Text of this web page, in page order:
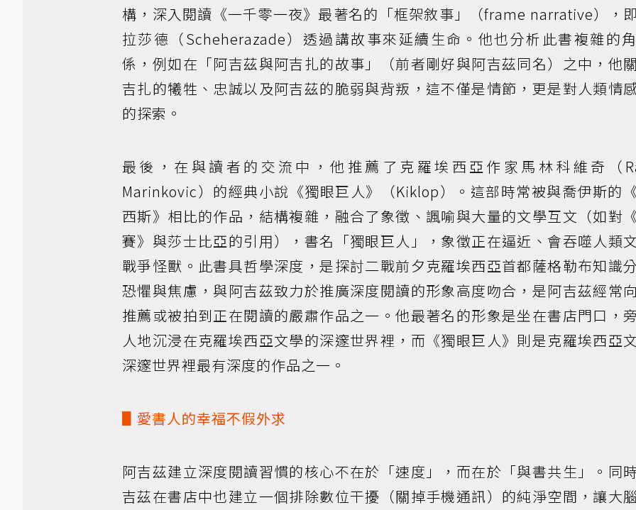
構，深入閱讀《一千零一夜》最著名的「框架敘事」（frame narrative），
拉莎德（Scheherazade）透過講故事來延續生命。他也分析此書複雜的
係，例如在「阿吉茲與阿吉扎的故事」（前者剛好與阿吉茲同名）之中，他
吉扎的犧牲、忠誠以及阿吉茲的脆弱與背叛，這不僅是情節，更是對人類情
的探索。
最後，在與讀者的交流中，他推薦了克羅埃西亞作家馬林科維奇（
Marinkovic）的經典小說《獨眼巨人》（Kiklop）。這部時常被與喬伊斯的
西斯》相比的作品，結構複雜，融合了象徵、諷喻與大量的文學互文（如對
賽》與莎士比亞的引用），書名「獨眼巨人」，象徵正在逼近、會吞噬人類
戰爭怪獸。此書具哲學深度，是探討二戰前夕克羅埃西亞首都薩格勒布知識
恐懼與焦慮，與阿吉茲致力於推廣深度閱讀的形象高度吻合，是阿吉茲經常
推薦或被拍到正在閱讀的嚴肅作品之一。他最著名的形象是坐在書店門口，
人地沉浸在克羅埃西亞文學的深邃世界裡，而《獨眼巨人》則是克羅埃西亞
深邃世界裡最有深度的作品之一。
▋愛書人的幸福不假外求
阿吉茲建立深度閱讀習慣的核心不在於「速度」，而在於「與書共生」。同
吉茲在書店中也建立一個排除數位干擾（關掉手機通訊）的純淨空間，讓大